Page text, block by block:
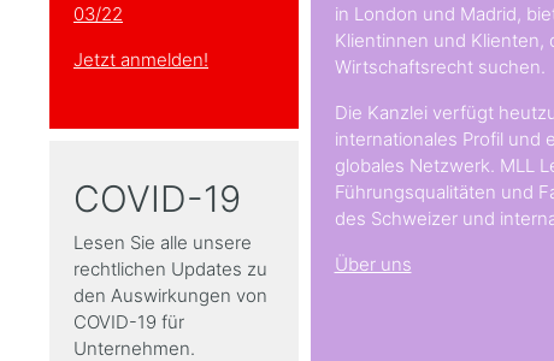
03/22
Jetzt anmelden!
in London und Madrid,
Klientinnen und Klienten,
Wirtschaftsrecht suchen.
Die Kanzlei verfügt
internationales Profil und
globales Netzwerk. MLL
Führungsqualitäten und
des Schweizer und
Über uns
COVID-19
Lesen Sie alle unsere
rechtlichen Updates zu
den Auswirkungen von
COVID-19 für
Unternehmen.